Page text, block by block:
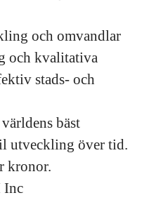
och omvandlar
och kvalitativa
stads- och
bäst
utveckling över tid.
kronor.
Inc